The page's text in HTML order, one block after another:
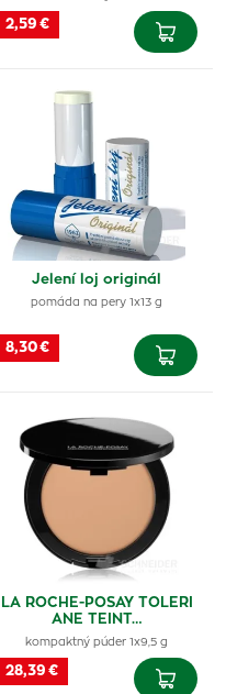
2,59 €
Jelení loj originál
pomáda na pery 1x13 g
8,30 €
LA ROCHE-POSAY TOLERI
ANE TEINT…
kompaktný púder 1x9,5 g
28,39 €